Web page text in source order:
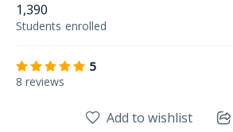
1,390
Students enrolled
5
8 reviews
Add to wishlist